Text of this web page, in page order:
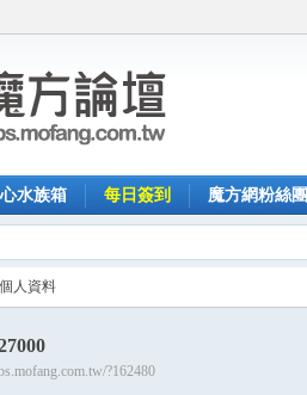
水族箱 每日簽到 魔方網粉絲團
個人資料
?162480